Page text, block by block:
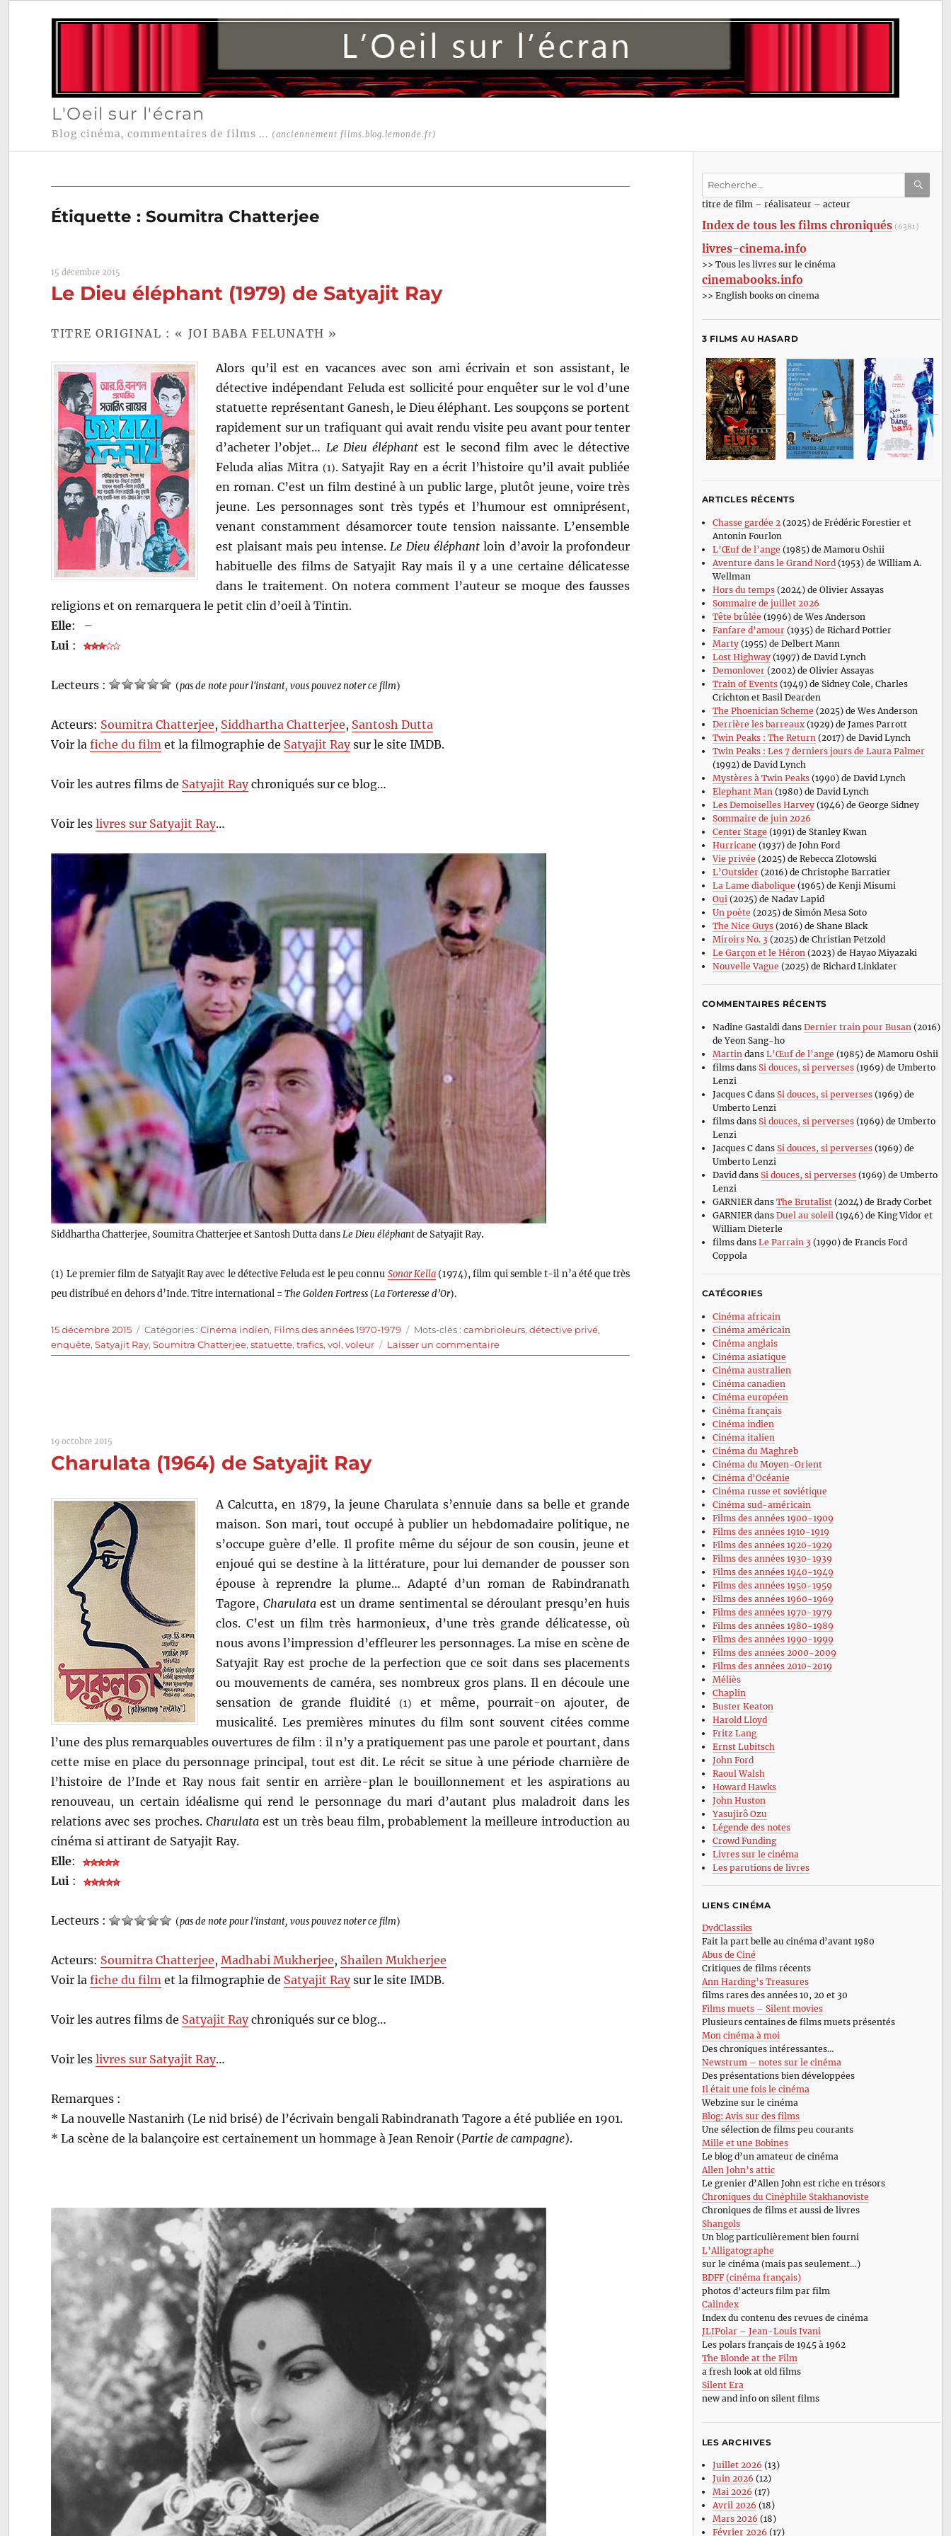
L'Oeil sur l'écran
Blog cinéma, commentaires de films ... (anciennement films.blog.lemonde.fr)
Étiquette :Soumitra Chatterjee
15 décembre 2015
Le Dieu éléphant (1979) de Satyajit Ray
TITRE ORIGINAL : « JOI BABA FELUNATH »
Alors qu’il est en vacances avec son ami écrivain et son assistant, le
détective indépendant Feluda est sollicité pour enquêter sur le vol d’une
statuette représentant Ganesh, le Dieu éléphant. Les soupçons se portent
rapidement sur un trafiquant qui avait rendu visite peu avant pour tenter
d’acheter l’objet… Le Dieu éléphant est le second film avec le détective
Feluda alias Mitra (1). Satyajit Ray en a écrit l’histoire qu’il avait publiée
en roman. C’est un film destiné à un public large, plutôt jeune, voire très
jeune. Les personnages sont très typés et l’humour est omniprésent,
venant constamment désamorcer toute tension naissante. L’ensemble
est plaisant mais peu intense. Le Dieu éléphantloin d’avoir la profondeur
habituelle des films de Satyajit Ray mais il y a une certaine délicatesse
dans le traitement. On notera comment l’auteur se moque des fausses
religions et on remarquera le petit clin d’oeil à Tintin.
Elle:
–
Lui :
Lecteurs : (pas de note pour l'instant, vous pouvez noter ce film)
Acteurs: Soumitra Chatterjee, Siddhartha Chatterjee, Santosh Dutta
Voir lafiche du film et la filmographie de Satyajit Raysur le site IMDB.
Voir les autres films de Satyajit Raychroniqués sur ce blog…
Voir leslivres sur Satyajit Ray…
Siddhartha Chatterjee, Soumitra Chatterjee et Santosh Dutta dansLe Dieu éléphantde Satyajit Ray.
(1) Le premier film de Satyajit Ray avec le détective Feluda est le peu connu Sonar Kella(1974), film qui semble t-il n’a été que très
peu distribué en dehors d’Inde. Titre international =The Golden Fortress(La Forteresse d’Or).
Publié
le
15 décembre 2015 Catégories
Catégories :Cinéma indien, Films des années 1970-1979 Étiquettes
Mots-clés :cambrioleurs,détective privé,
enquête,Satyajit Ray,Soumitra Chatterjee,statuette,trafics,vol,voleur Laisser un commentairesur
Le
19 octobre 2015
Charulata (1964) de Satyajit Ray
A Calcutta, en 1879, la jeune Charulata s’ennuie dans sa belle et grande
maison. Son mari, tout occupé à publier un hebdomadaire politique, ne
s’occupe guère d’elle. Il profite même du séjour de son cousin, jeune et
enjoué qui se destine à la littérature, pour lui demander de pousser son
épouse à reprendre la plume… Adapté d’un roman de Rabindranath
Tagore, Charulataest un drame sentimental se déroulant presqu’en huis
clos. C’est un film très harmonieux, d’une très grande délicatesse, où
nous avons l’impression d’effleurer les personnages. La mise en scène de
Satyajit Ray est proche de la perfection que ce soit dans ses placements
ou mouvements de caméra, ses nombreux gros plans. Il en découle une
sensation de grande fluidité(1)
et même, pourrait-on ajouter, de
musicalité. Les premières minutes du film sont souvent citées comme
l’une des plus remarquables ouvertures de film : il n’y a pratiquement pas une parole et pourtant, dans
cette mise en place du personnage principal, tout est dit. Le récit se situe à une période charnière de
l’histoire de l’Inde et Ray nous fait sentir en arrière-plan le bouillonnement et les aspirations au
renouveau, un certain idéalisme qui rend le personnage du mari d’autant plus maladroit dans les
relations avec ses proches. Charulataest un très beau film, probablement la meilleure introduction au
cinéma si attirant de Satyajit Ray.
Elle:
Lui :
Lecteurs : (pas de note pour l'instant, vous pouvez noter ce film)
Acteurs: Soumitra Chatterjee,Madhabi Mukherjee, Shailen Mukherjee
Voir lafiche du film et la filmographie de Satyajit Raysur le site IMDB.
Voir les autres films de Satyajit Raychroniqués sur ce blog…
Voir leslivres sur Satyajit Ray…
Remarques :
* La nouvelle Nastanirh (Le nid brisé) de l’écrivain bengali Rabindranath Tagore a été publiée en 1901.
* La scène de la balançoire est certainement un hommage à Jean Renoir (Partie de campagne).
Recherche
:titre de film – réalisateur – acteur
Index de tous les films chroniqués (6381)
livres-cinema.info
>> Tous les livres sur le cinéma
cinemabooks.info
>> English books on cinema
3 FILMS AU HASARD
ARTICLES RÉCENTS
Chasse gardée 2(2025) de Frédéric Forestier et
Antonin Fourlon
L’Œuf de l’ange (1985) de Mamoru Oshii
Aventure dans le Grand Nord(1953) de William A.
Wellman
Hors du temps(2024) de Olivier Assayas
Sommaire de juillet 2026
Tête brûlée (1996) de Wes Anderson
Fanfare d’amour(1935) de Richard Pottier
Marty(1955) de Delbert Mann
Lost Highway(1997) de David Lynch
Demonlover(2002) de Olivier Assayas
Train of Events(1949) de Sidney Cole, Charles
Crichton et Basil Dearden
The Phoenician Scheme (2025) de Wes Anderson
Derrière les barreaux(1929) de James Parrott
Twin Peaks : The Return(2017) de David Lynch
Twin Peaks : Les 7 derniers jours de Laura Palmer
(1992) de David Lynch
Mystères à Twin Peaks(1990) de David Lynch
Elephant Man(1980) de David Lynch
Les Demoiselles Harvey(1946) de George Sidney
Sommaire de juin 2026
Center Stage (1991) de Stanley Kwan
Hurricane (1937) de John Ford
Vie privée (2025) de Rebecca Zlotowski
L’Outsider(2016) de Christophe Barratier
La Lame diabolique (1965) de Kenji Misumi
Oui(2025) de Nadav Lapid
Un poète (2025) de Simón Mesa Soto
The Nice Guys(2016) de Shane Black
Miroirs No. 3 (2025) de Christian Petzold
Le Garçon et le Héron(2023) de Hayao Miyazaki
Nouvelle Vague (2025) de Richard Linklater
COMMENTAIRES RÉCENTS
Nadine Gastaldi dans Dernier train pour Busan (2016)
de Yeon Sang-ho
Martin dans L’Œuf de l’ange (1985) de Mamoru Oshii
filmsdans Si douces, si perverses(1969) de Umberto
Lenzi
Jacques Cdans Si douces, si perverses(1969) de
Umberto Lenzi
filmsdans Si douces, si perverses(1969) de Umberto
Lenzi
Jacques Cdans Si douces, si perverses(1969) de
Umberto Lenzi
David dans Si douces, si perverses(1969) de Umberto
Lenzi
GARNIERdans The Brutalist(2024) de Brady Corbet
GARNIERdans Duel au soleil (1946) de King Vidor et
William Dieterle
filmsdans Le Parrain 3 (1990) de Francis Ford
Coppola
CATÉGORIES
Cinéma africain
Cinéma américain
Cinéma anglais
Cinéma asiatique
Cinéma australien
Cinéma canadien
Cinéma européen
Cinéma français
Cinéma indien
Cinéma italien
Cinéma du Maghreb
Cinéma du Moyen-Orient
Cinéma d’Océanie
Cinéma russe et soviétique
Cinéma sud-américain
Films des années 1900-1909
Films des années 1910-1919
Films des années 1920-1929
Films des années 1930-1939
Films des années 1940-1949
Films des années 1950-1959
Films des années 1960-1969
Films des années 1970-1979
Films des années 1980-1989
Films des années 1990-1999
Films des années 2000-2009
Films des années 2010-2019
Méliès
Chaplin
Buster Keaton
Harold Lloyd
Fritz Lang
Ernst Lubitsch
John Ford
Raoul Walsh
Howard Hawks
John Huston
Yasujirô Ozu
Légende des notes
Crowd Funding
Livres sur le cinéma
Les parutions de livres
LIENS CINÉMA
DvdClassiks
Fait la part belle au cinéma d’avant 1980
Abus de Ciné
Critiques de films récents
Ann Harding’s Treasures
films rares des années 10, 20 et 30
Films muets – Silent movies
Plusieurs centaines de films muets présentés
Mon cinéma à moi
Des chroniques intéressantes…
Newstrum – notes sur le cinéma
Des présentations bien développées
Il était une fois le cinéma
Webzine sur le cinéma
Blog: Avis sur des films
Une sélection de films peu courants
Mille et une Bobines
Le blog d’un amateur de cinéma
Allen John’s attic
Le grenier d’Allen John est riche en trésors
Chroniques du Cinéphile Stakhanoviste
Chroniques de films et aussi de livres
Shangols
Un blog particulièrement bien fourni
L’Alligatographe
sur le cinéma (mais pas seulement…)
BDFF (cinéma français)
photos d’acteurs film par film
Calindex
Index du contenu des revues de cinéma
JLIPolar – Jean-Louis Ivani
Les polars français de 1945 à 1962
The Blonde at the Film
a fresh look at old films
Silent Era
new and info on silent films
LES ARCHIVES
Juillet 2026 (13)
Juin 2026 (12)
Mai 2026 (17)
Avril 2026 (18)
Mars 2026 (18)
Février 2026 (17)